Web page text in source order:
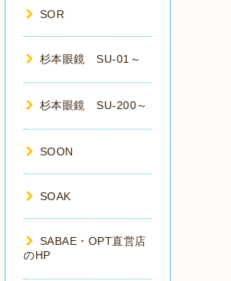
SOR
杉本眼鏡 SU-01～
杉本眼鏡 SU-200～
SOON
SOAK
SABAE・OPT直営店
のHP